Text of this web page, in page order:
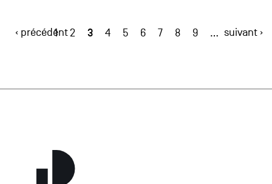
‹ précédent
1 2 3 4 5 6 7 8 9 … suivant ›